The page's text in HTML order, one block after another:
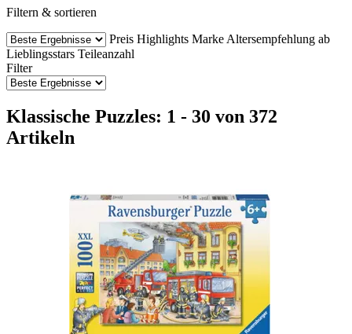
Filtern & sortieren
Preis Highlights Marke Altersempfehlung ab
Lieblingsstars Teileanzahl
Filter
Klassische Puzzles: 1 - 30 von 372
Artikeln